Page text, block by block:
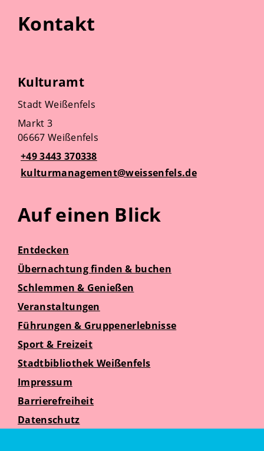
Kontakt
Kulturamt
Stadt Weißenfels
Markt 3
06667 Weißenfels
+49 3443 370338
kulturmanagement@weissenfels.de
Auf einen Blick
Entdecken
Übernachtung finden & buchen
Schlemmen & Genießen
Veranstaltungen
Führungen & Gruppenerlebnisse
Sport & Freizeit
Stadtbibliothek Weißenfels
Impressum
Barrierefreiheit
Datenschutz